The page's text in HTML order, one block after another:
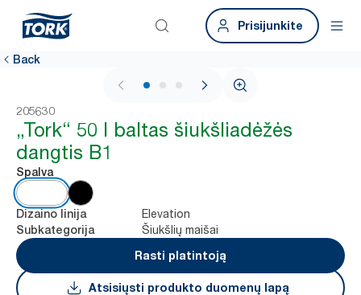
Prisijunkite
Back
1 / 3
205630
„Tork“ 50 l baltas šiukšliadėžės
dangtis B1
Spalva
Dizaino linija Elevation
Subkategorija
Šiukšlių maišai
Rasti platintoją
Atsisiųsti produkto duomenų lapą